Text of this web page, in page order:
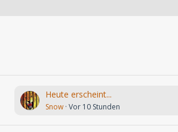
Heute erscheint...
Snow Vor 10 Stunden